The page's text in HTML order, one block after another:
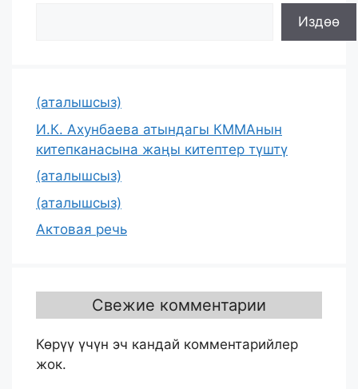
Издөө
(аталышсыз)
И.К. Ахунбаева атындагы КММАнын
китепканасына жаңы китептер түштү
(аталышсыз)
(аталышсыз)
Актовая речь
Свежие комментарии
Көрүү үчүн эч кандай комментарийлер
жок.